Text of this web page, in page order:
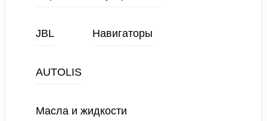
JBL Навигаторы
AUTOLIS
Масла и жидкости